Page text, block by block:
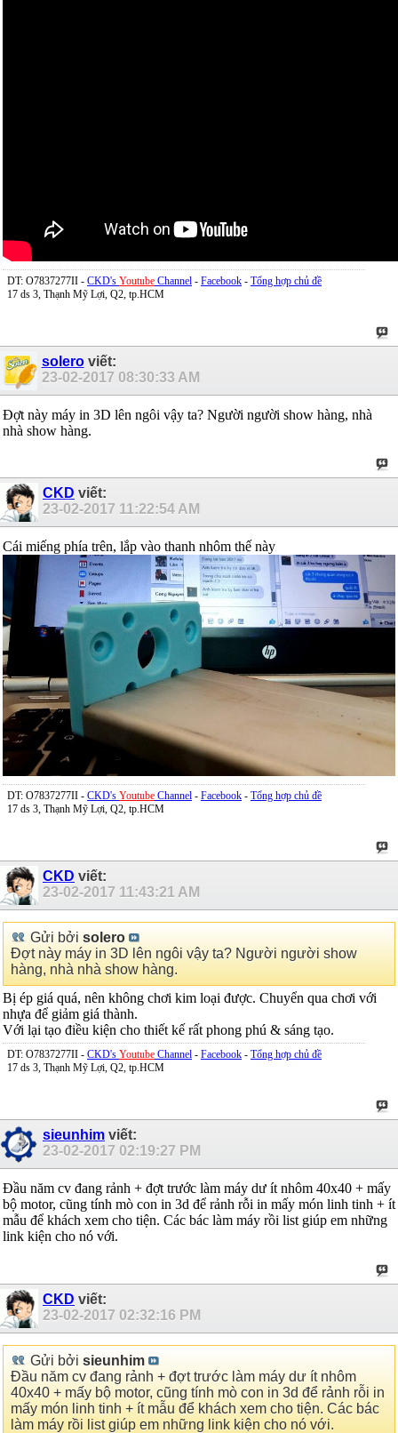
DT: O7837277II - CKD's Youtube Channel - Facebook - Tổng hợp chủ đề
17 ds 3, Thạnh Mỹ Lợi, Q2, tp.HCM
soleroviết:
23-02-2017 08:30:33 AM
Đợt này máy in 3D lên ngôi vậy ta? Người người show hàng, nhà
nhà show hàng.
CKD viết:
23-02-2017 11:22:54 AM
Cái miếng phía trên, lắp vào thanh nhôm thế này
DT: O7837277II - CKD's Youtube Channel - Facebook - Tổng hợp chủ đề
17 ds 3, Thạnh Mỹ Lợi, Q2, tp.HCM
CKD viết:
23-02-2017 11:43:21 AM
Gửi bởi solero
Đợt này máy in 3D lên ngôi vậy ta? Người người show
hàng, nhà nhà show hàng.
Bị ép giá quá, nên không chơi kim loại được. Chuyển qua chơi với
nhựa để giảm giá thành.
Với lại tạo điều kiện cho thiết kế rất phong phú & sáng tạo.
DT: O7837277II - CKD's Youtube Channel - Facebook - Tổng hợp chủ đề
17 ds 3, Thạnh Mỹ Lợi, Q2, tp.HCM
sieunhim viết:
23-02-2017 02:19:27 PM
Đầu năm cv đang rảnh + đợt trước làm máy dư ít nhôm 40x40 + mấy
bộ motor, cũng tính mò con in 3d để rảnh rỗi in mấy món linh tinh + ít
mẫu để khách xem cho tiện. Các bác làm máy rồi list giúp em những
link kiện cho nó với.
CKD viết:
23-02-2017 02:32:16 PM
Gửi bởi sieunhim
Đầu năm cv đang rảnh + đợt trước làm máy dư ít nhôm
40x40 + mấy bộ motor, cũng tính mò con in 3d để rảnh rỗi in
mấy món linh tinh + ít mẫu để khách xem cho tiện. Các bác
làm máy rồi list giúp em những link kiện cho nó với.